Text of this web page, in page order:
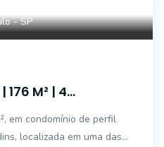
- SP
176 M² | 4
em condomínio de perfil
localizada em uma das